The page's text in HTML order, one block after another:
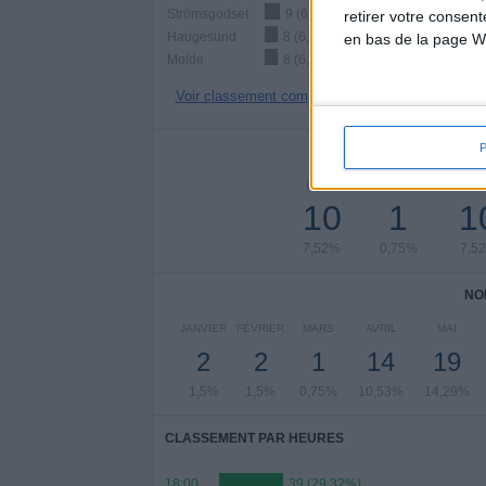
retirer votre
en bas de la page
Strömsgodset
9 (6,77%)
Haugesund
8 (6,02%)
Molde
8 (6,02%)
Voir classement complet
NOMBRE
LUNDI
10
7,52%
1
0,75%
JANVIER
2
1,5%
FÉVRIER
2
1,5%
MARS
1
0,75%
AVRIL
14
10,53%
MAI
19
14,29%
CLASSEMENT PAR HEURES